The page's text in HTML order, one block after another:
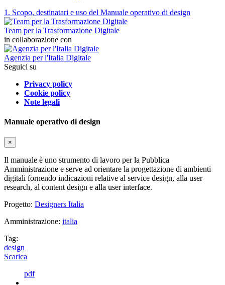
1. Scopo, destinatari e uso del Manuale operativo di design
Team per la Trasformazione Digitale
in collaborazione con
Agenzia per l'Italia Digitale
Seguici su
Privacy policy
Cookie policy
Note legali
Manuale operativo di design
×
Il manuale è uno strumento di lavoro per la Pubblica
Amministrazione e serve ad orientare la progettazione di ambienti
digitali fornendo indicazioni relative al service design, alla user
research, al content design e alla user interface.
Progetto: Designers Italia
Amministrazione: italia
Tag:
design
Scarica
pdf